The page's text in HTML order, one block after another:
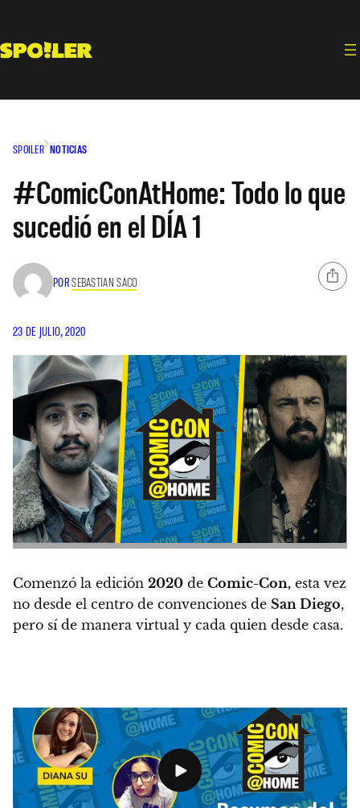
contenido
SPOILER NOTICIAS
#ComicConAtHome: Todo lo que
sucedió en el DÍA 1
PORSEBASTIAN SACO
23 DE JULIO, 2020
Comenzó la edición 2020 de Comic-Con, esta vez
no desde el centro de convenciones de San Diego,
pero sí de manera virtual y cada quien desde casa.